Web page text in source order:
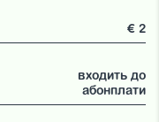
€ 2
входить до
абонплати